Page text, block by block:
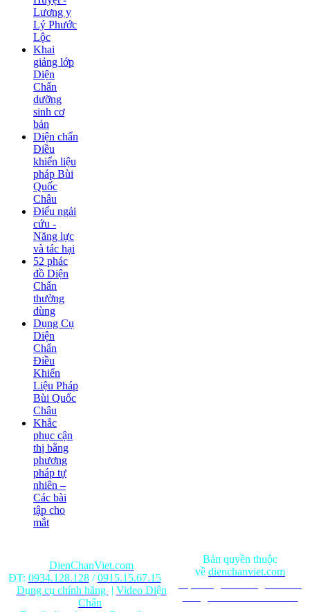
Lương y
Lý Phước
Lộc
Khai
giảng lớp
Diện
Chẩn
dưỡng
sinh cơ
bản
Diện chẩn
Điều
khiển liệu
pháp Bùi
Quốc
Châu
Điếu ngải
cứu -
Năng lực
và tác hại
52 phác
đồ Diện
Chẩn
thường
dùng
Dụng Cụ
Diện
Chẩn
Điều
Khiển
Liệu Pháp
Bùi Quốc
Châu
Khắc
phục cận
thị bằng
phương
pháp tự
nhiên –
Các bài
tập cho
mắt
DienChanViet.com
ĐT: 0934.128.128/0915.15.67.15
Dụng cụ chính hãng | Video Diện
Chẩn
Bản quyền thuộc
về dienchanviet.com